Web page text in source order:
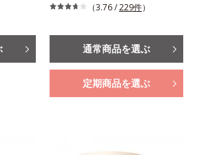
（3.76 /229件）
通常商品を選ぶ
定期商品を選ぶ